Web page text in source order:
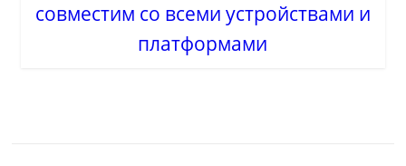
совместим со всеми устройствами и
платформами